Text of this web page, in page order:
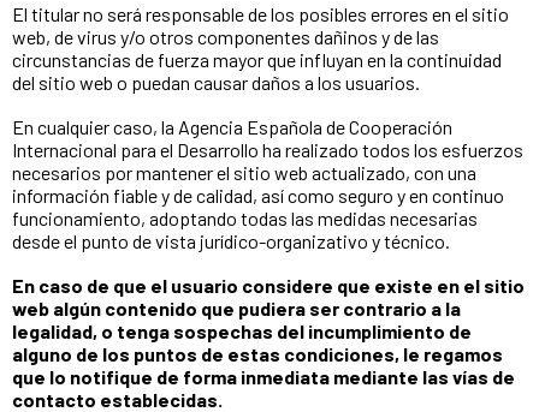
El titular no será responsable de los posibles errores en el sitio
web, de virus y/o otros componentes dañinos y de las
circunstancias de fuerza mayor que influyan en la continuidad
del sitio web o puedan causar daños a los usuarios.
En cualquier caso, la Agencia Española de Cooperación
Internacional para el Desarrollo ha realizado todos los esfuerzos
necesarios por mantener el sitio web actualizado, con una
información fiable y de calidad, así como seguro y en continuo
funcionamiento, adoptando todas las medidas necesarias
desde el punto de vista jurídico-organizativo y técnico.
En caso de que el usuario considere que existe en el sitio
web algún contenido que pudiera ser contrario a la
legalidad, o tenga sospechas del incumplimiento de
alguno de los puntos de estas condiciones, le regamos
que lo notifique de forma inmediata mediante las vías de
contacto establecidas.